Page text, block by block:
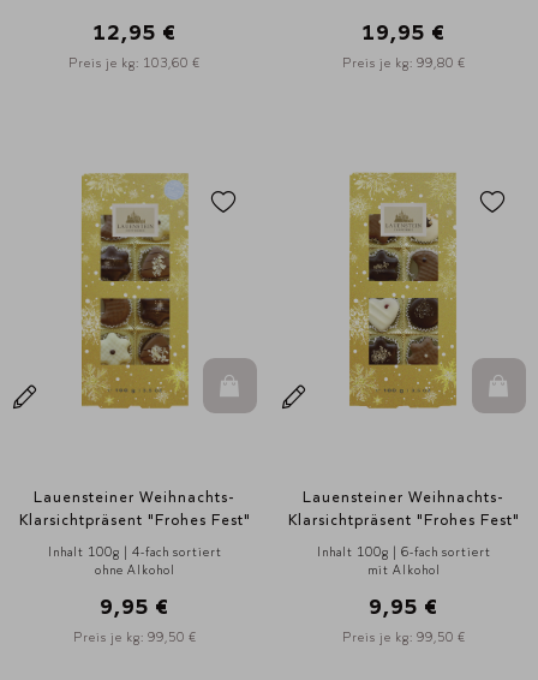
12,95 €
Preis je kg: 103,60 €
19,95 €
Preis je kg: 99,80 €
In den Warenkorb
Lauensteiner Weihnachts-
Klarsichtpräsent "Frohes Fest"
Inhalt 100g | 4-fach sortiert
ohne Alkohol
9,95 €
Preis je kg: 99,50 €
In
Lauensteiner Weihnachts-
Klarsichtpräsent "Frohes Fest"
Inhalt 100g | 6-fach sortiert
mit Alkohol
9,95 €
Preis je kg: 99,50 €